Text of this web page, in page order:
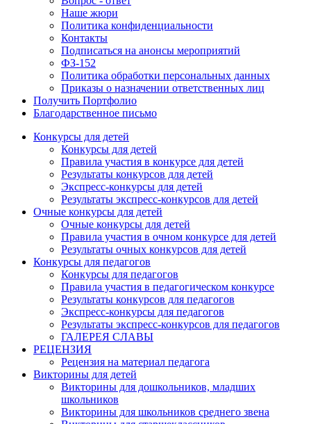
Наше жюри
Политика конфиденциальности
Контакты
Подписаться на анонсы мероприятий
ФЗ-152
Политика обработки персональных данных
Приказы о назначении ответственных лиц
Получить Портфолио
Благодарственное письмо
Конкурсы для детей
Конкурсы для детей
Правила участия в конкурсе для детей
Результаты конкурсов для детей
Экспресс-конкурсы для детей
Результаты экспресс-конкурсов для детей
Очные конкурсы для детей
Очные конкурсы для детей
Правила участия в очном конкурсе для детей
Результаты очных конкурсов для детей
Конкурсы для педагогов
Конкурсы для педагогов
Правила участия в педагогическом конкурсе
Результаты конкурсов для педагогов
Экспресс-конкурсы для педагогов
Результаты экспресс-конкурсов для педагогов
ГАЛЕРЕЯ СЛАВЫ
РЕЦЕНЗИЯ
Рецензия на материал педагога
Викторины для детей
Викторины для дошкольников, младших
школьников
Викторины для школьников среднего звена